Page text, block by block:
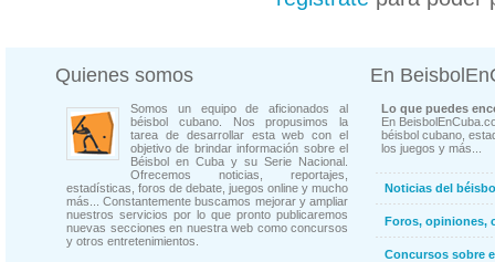
Quienes somos
Somos un equipo de aficionados al
béisbol cubano. Nos propusimos la
tarea de desarrollar esta web con el
objetivo de brindar información sobre el
Béisbol en Cuba y su Serie Nacional.
Ofrecemos noticias, reportajes,
estadísticas, foros de debate, juegos online y mucho
más... Constantemente buscamos mejorar y ampliar
nuestros servicios por lo que pronto publicaremos
nuevas secciones en nuestra web como concursos
y otros entretenimientos.
En
Lo que puedes
En
béisbol cubano,
los juegos y más...
Noticias del
Foros, opiniones,
Concursos sobre